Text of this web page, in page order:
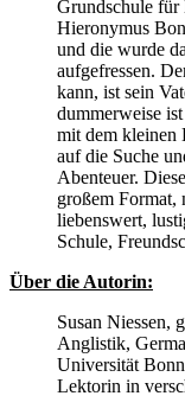
Grundschule für
Hieronymus
und die wurde
aufgefressen.
kann, ist sein
dummerweise
mit dem kleinen
auf die Suche
Abenteuer.
großem
liebenswert,
Schule,
Über die Autorin:
Susan Niessen,
Anglistik,
Universität
Lektorin in